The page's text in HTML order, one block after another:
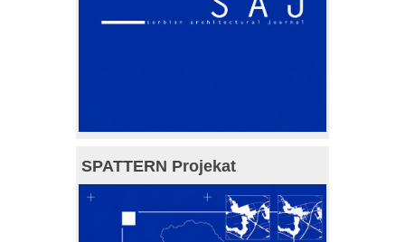
SPATTERN Projekat